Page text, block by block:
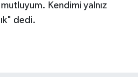
mutluyum. Kendimi yalnız
dedi.